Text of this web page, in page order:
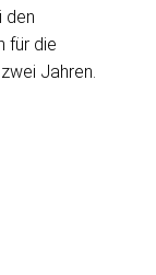
den
für die
Jahren.